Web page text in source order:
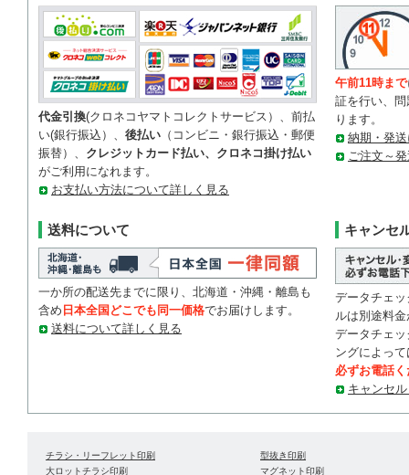
代金引換(クロネコヤマトコレクトサービス）、前払
い(銀行振込）、 後払い （コンビニ・銀行振込・郵便
振替）、 クレジットカード払い、クロネコ掛け払い
がご利用になれます。
お支払い方法について詳しく見る
送料について
一か所の配送先までに限り、北海道・沖縄・離島も
含め 日本全国どこでも同一価格でお届けします。
送料について詳しく見る
午前11時まで
証を行い、
ります。
納期・発
ご注文～
キャンセ
データチェ
ルは別途料
データチェ
ングによっ
必ずお電話
キャンセ
チラシ・リーフレット印刷
大ロットチラシ印刷
型抜き印刷
マグネット印刷